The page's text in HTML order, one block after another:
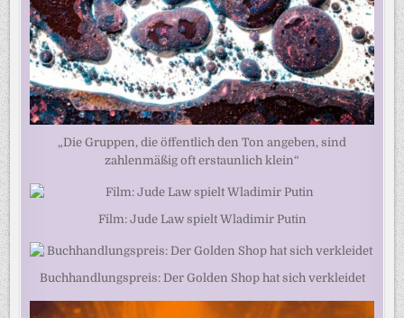
„Die Gruppen, die öffentlich den Ton angeben, sind
zahlenmäßig oft erstaunlich klein“
Film: Jude Law spielt Wladimir Putin
Buchhandlungspreis: Der Golden Shop hat sich verkleidet